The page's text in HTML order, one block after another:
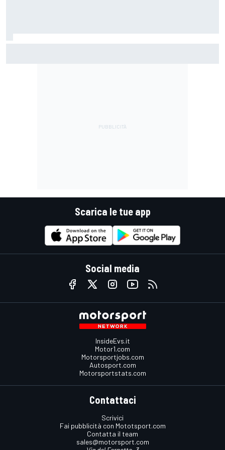
Scarica le tue app
Social media
InsideEvs.it
Motor1.com
Motorsportjobs.com
Autosport.com
Motorsportstats.com
Contattaci
Scrivici
Fai pubblicità con Mototsport.com
Contatta il team
sales@motorsport.com